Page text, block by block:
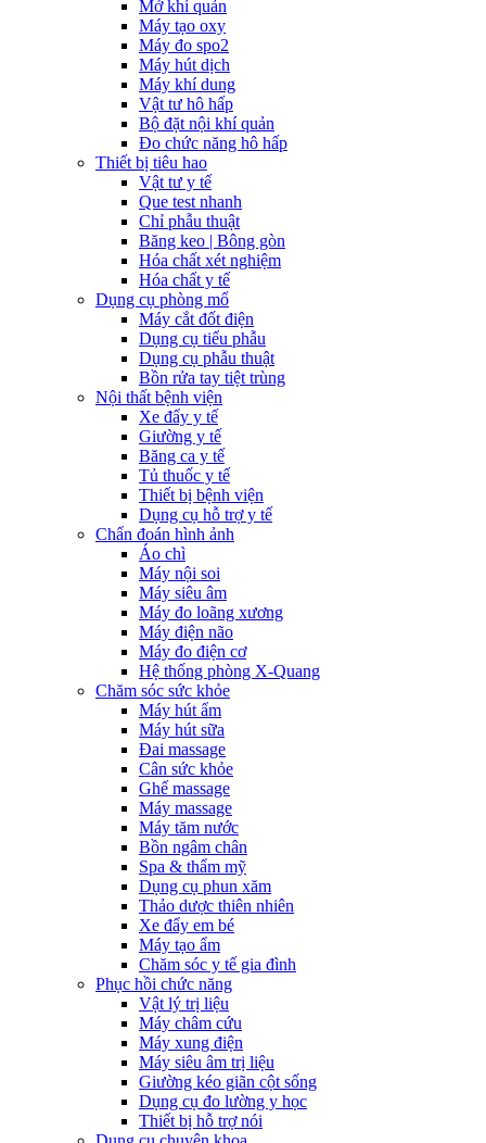
Mở khí quản
Máy tạo oxy
Máy đo spo2
Máy hút dịch
Máy khí dung
Vật tư hô hấp
Bộ đặt nội khí quản
Đo chức năng hô hấp
Thiết bị tiêu hao
Vật tư y tế
Que test nhanh
Chỉ phẫu thuật
Băng keo | Bông gòn
Hóa chất xét nghiệm
Hóa chất y tế
Dụng cụ phòng mổ
Máy cắt đốt điện
Dụng cụ tiểu phẫu
Dụng cụ phẫu thuật
Bồn rửa tay tiệt trùng
Nội thất bệnh viện
Xe đẩy y tế
Giường y tế
Băng ca y tế
Tủ thuốc y tế
Thiết bị bệnh viện
Dụng cụ hỗ trợ y tế
Chẩn đoán hình ảnh
Áo chì
Máy nội soi
Máy siêu âm
Máy đo loãng xương
Máy điện não
Máy đo điện cơ
Hệ thống phòng X-Quang
Chăm sóc sức khỏe
Máy hút ẩm
Máy hút sữa
Đai massage
Cân sức khỏe
Ghế massage
Máy massage
Máy tăm nước
Bồn ngâm chân
Spa & thẩm mỹ
Dụng cụ phun xăm
Thảo dược thiên nhiên
Xe đẩy em bé
Máy tạo ẩm
Chăm sóc y tế gia đình
Phục hồi chức năng
Vật lý trị liệu
Máy châm cứu
Máy xung điện
Máy siêu âm trị liệu
Giường kéo giãn cột sống
Dụng cụ đo lường y học
Thiết bị hỗ trợ nói